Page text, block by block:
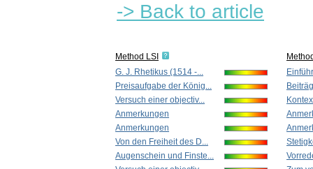
-> Back to article
Method LSI
G. J. Rhetikus (1514 -...
Preisaufgabe der König...
Versuch einer objectiv...
Anmerkungen
Anmerkungen
Von den Freiheit des D...
Augenschein und Finste...